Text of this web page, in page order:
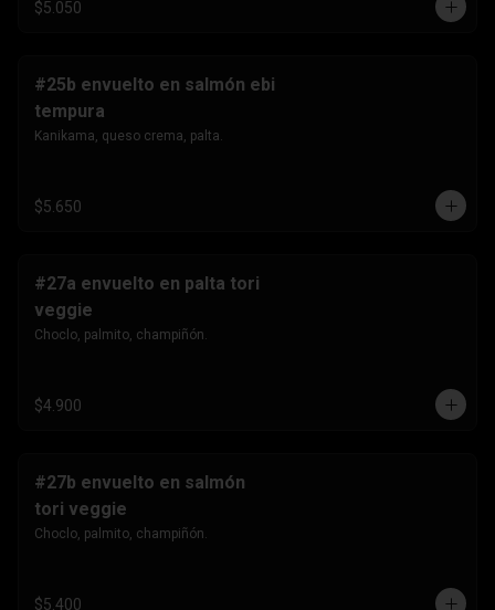
$5.050
#25b envuelto en salmón ebi
tempura
Kanikama, queso crema, palta.
$5.650
#27a envuelto en palta tori
veggie
Choclo, palmito, champiñón.
$4.900
#27b envuelto en salmón
tori veggie
Choclo, palmito, champiñón.
$5.400